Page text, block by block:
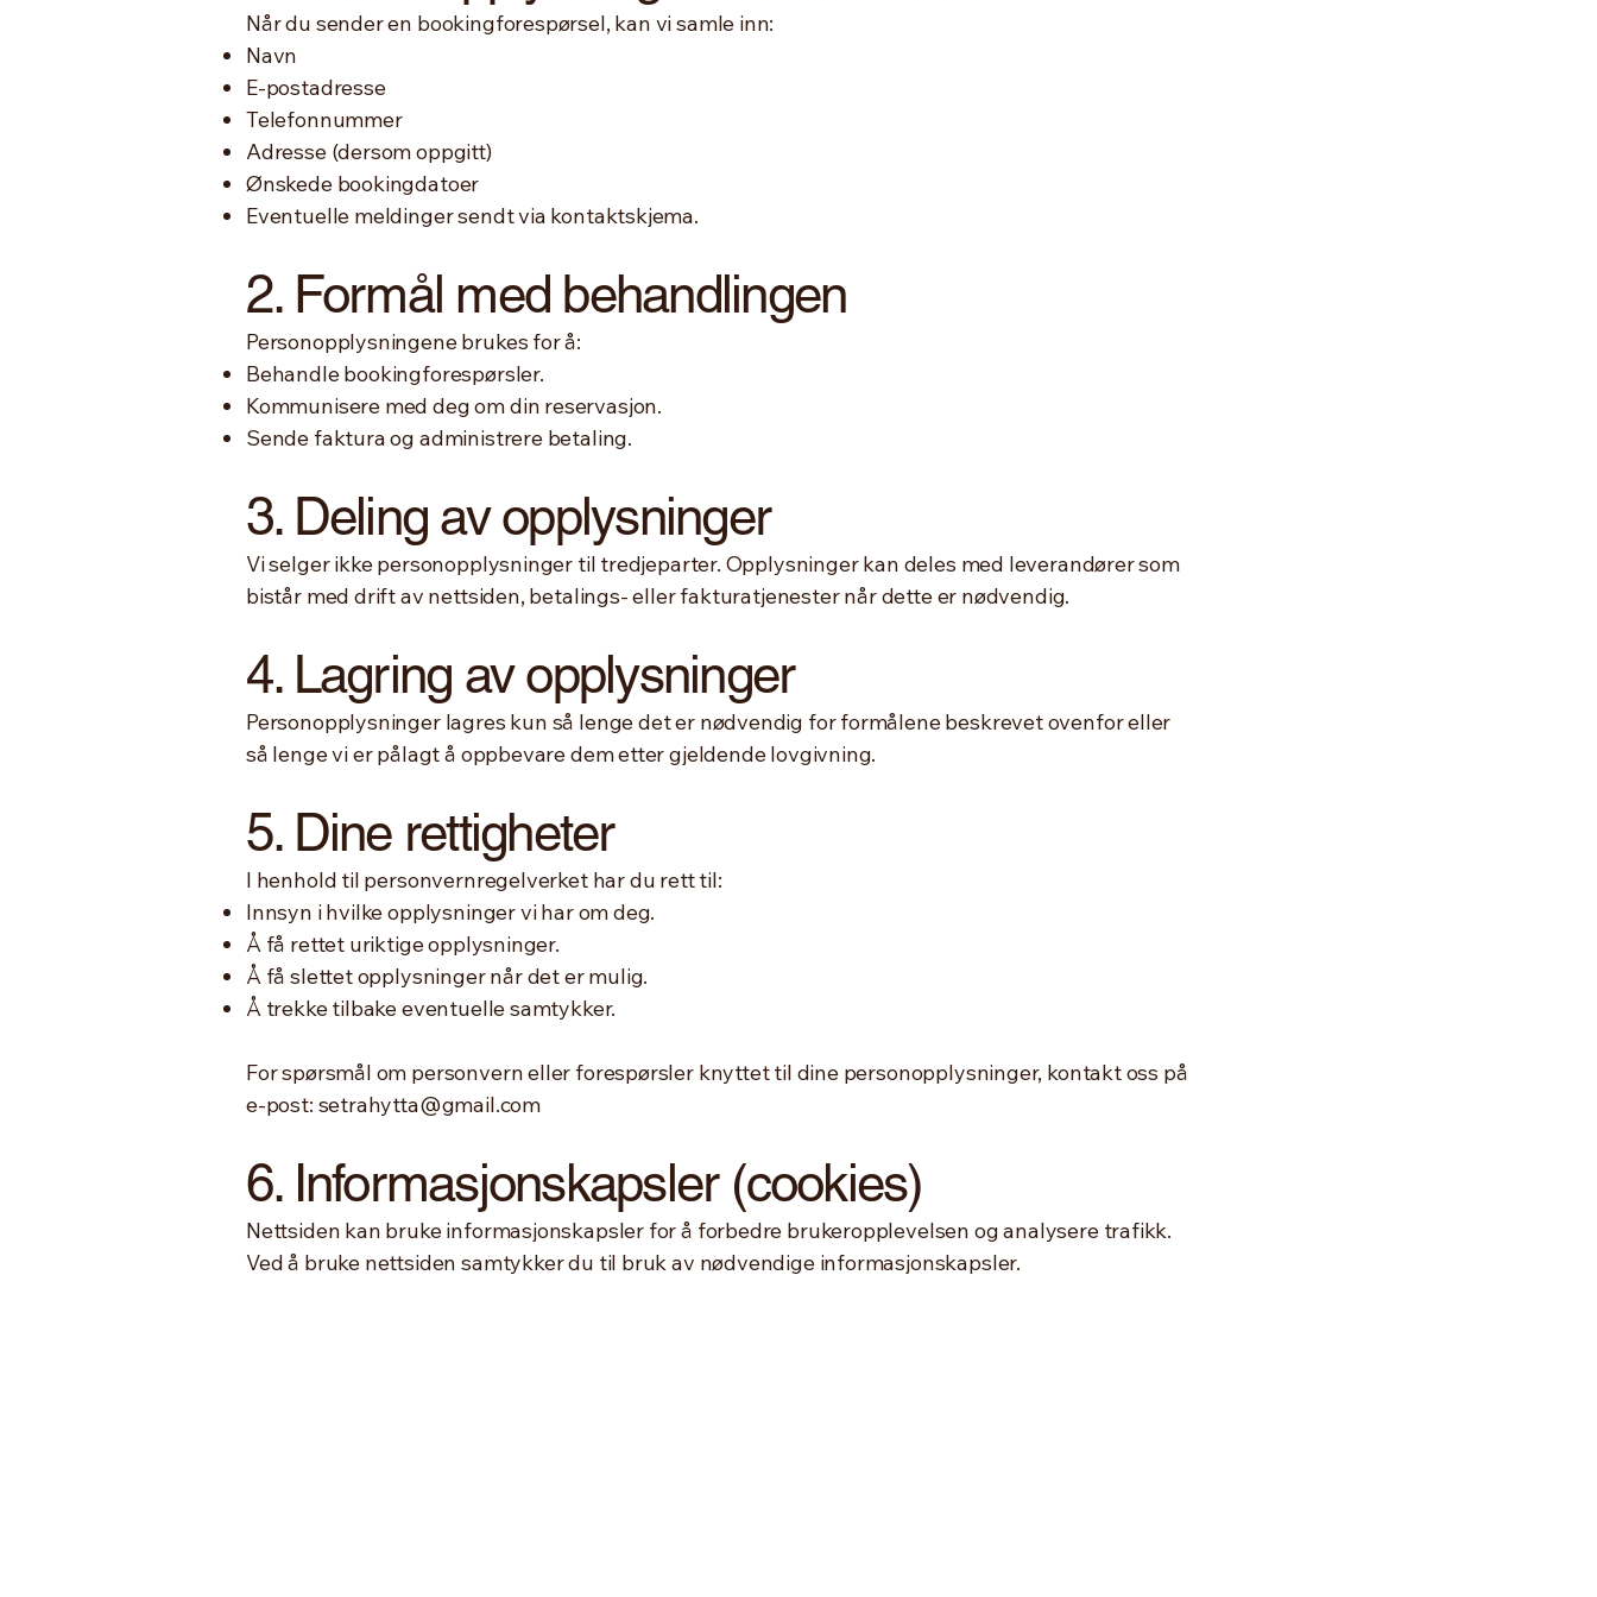
Når du sender en bookingforespørsel, kan vi samle inn:
Navn
E-postadresse
Telefonnummer
Adresse (dersom oppgitt)
Ønskede bookingdatoer
Eventuelle meldinger sendt via kontaktskjema.
2. Formål med behandlingen
Personopplysningene brukes for å:
Behandle bookingforespørsler.
Kommunisere med deg om din reservasjon.
Sende faktura og administrere betaling.
3. Deling av opplysninger
Vi selger ikke personopplysninger til tredjeparter. Opplysninger kan deles med leverandører som
bistår med drift av nettsiden, betalings- eller fakturatjenester når dette er nødvendig.
4. Lagring av opplysninger
Personopplysninger lagres kun så lenge det er nødvendig for formålene beskrevet ovenfor eller
så lenge vi er pålagt å oppbevare dem etter gjeldende lovgivning.
5. Dine rettigheter
I henhold til personvernregelverket har du rett til:
Innsyn i hvilke opplysninger vi har om deg.
Å få rettet uriktige opplysninger.
Å få slettet opplysninger når det er mulig.
Å trekke tilbake eventuelle samtykker.
For spørsmål om personvern eller forespørsler knyttet til dine personopplysninger, kontakt oss på
e-post: setrahytta@gmail.com
6. Informasjonskapsler (cookies)
Nettsiden kan bruke informasjonskapsler for å forbedre brukeropplevelsen og analysere trafikk.
Ved å bruke nettsiden samtykker du til bruk av nødvendige informasjonskapsler.